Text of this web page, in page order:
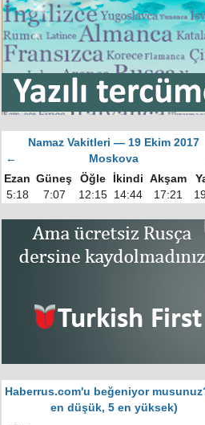
Namaz Vakitleri — 19 Ekim 2017
←
Moskova
Ezan Güneş Öğle İkindi Akşam
5:18
7:07 12:15 14:44 17:21
Haberrus.com'u beğeniyor
en düşük, 5 en yüksek)